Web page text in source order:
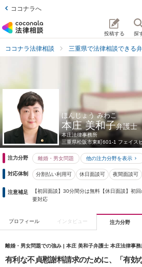
ココナラへ
投稿する 探
ココナラ法律相談 三重県で法律相談できる
ほんじょう みわこ
本庄 美和子弁護士
本庄法律事務所
三重県松阪市東町601-1 フェイス
注力分野 離婚・男女問題 他の注力分野を表示
対応体制 分割払い利用可 休日面談可 夜間面談可
注意補足
【初回面談】30分間分は無料【休日面談】初
要対応
プロフィール インタビュー 注力分野
離婚・男女問題での強み | 本庄 美和子弁護士 本庄法律事務
有利な不貞慰謝料請求のために、「有効